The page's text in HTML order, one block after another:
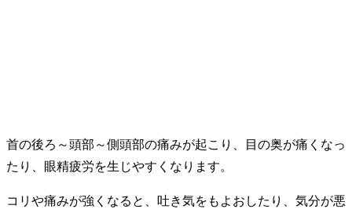
首の後ろ～頭部～側頭部の痛みが起こり、目の奥が痛くなっ
たり、眼精疲労を生じやすくなります。
コリや痛みが強くなると、吐き気をもよおしたり、気分が悪